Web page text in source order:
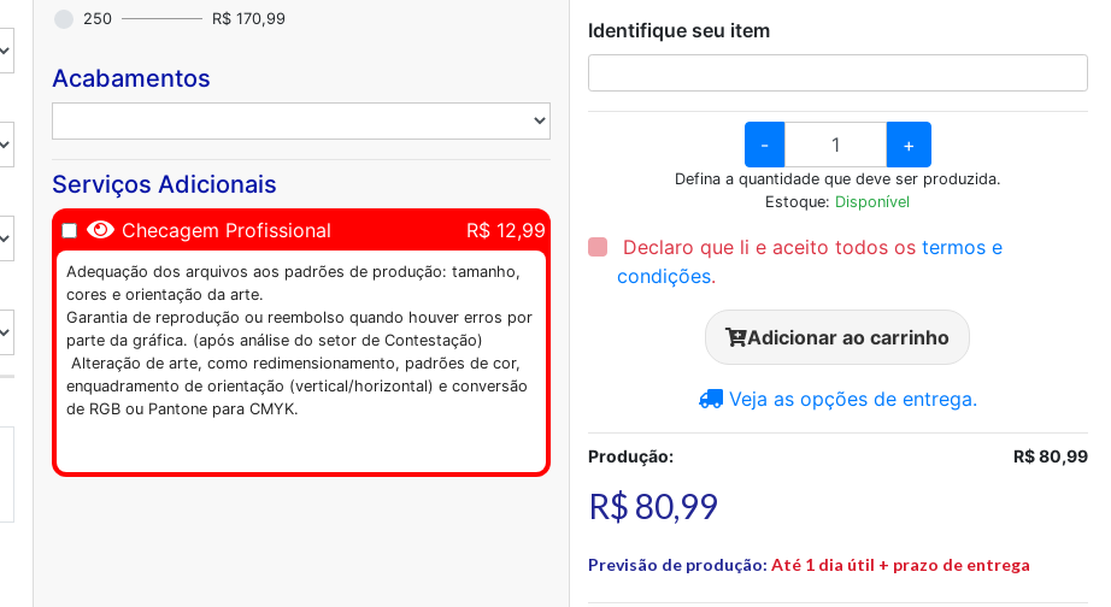
250 R$ 170,99
Acabamentos
Serviços Adicionais
Checagem Profissional R$ 12,99
Adequação dos arquivos aos padrões de produção: tamanho,
cores e orientação da arte.
Garantia de reprodução ou reembolso quando houver erros por
parte da gráfica. (após análise do setor de Contestação)
Alteração de arte, como redimensionamento, padrões de cor,
enquadramento de orientação (vertical/horizontal) e conversão
de RGB ou Pantone para CMYK.
Identifique seu item
- +
Defina a quantidade que deve ser produzida.
Estoque: Disponível
Declaro que li e aceito todos os termos e
condições.
Adicionar ao carrinho
Veja as opções de entrega.
Produção: R$ 80,99
R$ 80,99
Previsão de produção: Até 1 dia útil + prazo de entrega